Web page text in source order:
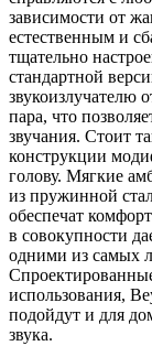
зависимости от
естественным и
тщательно
стандартной
звукоизлучателю
пара, что
звучания. Стоит
конструкции
голову. Мягкие
из пружинной
обеспечат
в совокупности
одними из самых
использования,
подойдут и для
звука.